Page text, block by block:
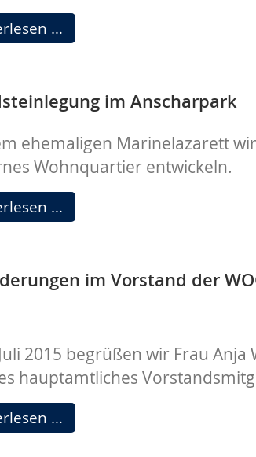
… Neubau
in
Projensdorf,
Ross-
Ring
93
-
im Anscharpark
ehemaligen Marinelazarett
Wohnquartier entwickeln.
… Grundsteinlegung
im
im Vorstand der
2015 begrüßen wir Frau Anja
hauptamtliches
… Veränderungen
im